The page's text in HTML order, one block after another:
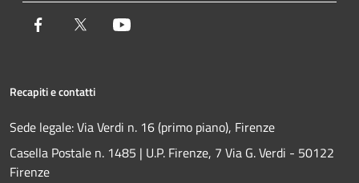
Facebook Twitter
Recapiti e contatti
Sede legale: Via Verdi n. 16 (primo piano), Firenze
Casella Postale n. 1485 | U.P. Firenze, 7 Via G. Verdi - 50122
Firenze